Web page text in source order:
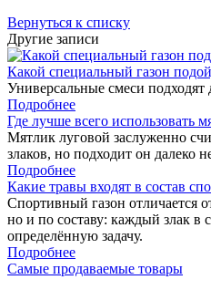
Вернуться к списку
Другие записи
Какой специальный газон
Универсальные смеси подходят
Подробнее
Где лучше всего использовать
Мятлик луговой заслуженно
злаков, но подходит он далеко
Подробнее
Какие травы входят в состав
Спортивный газон отличается
но и по составу: каждый злак в
определённую задачу.
Подробнее
Самые продаваемые товары